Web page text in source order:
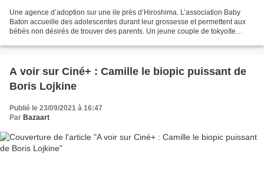
Une agence d’adoption sur une ile près d’Hiroshima. L’association Baby
Baton accueille des adolescentes durant leur grossesse et permettent aux
bébés non désirés de trouver des parents. Un jeune couple de tokyoïte
A voir sur Ciné+ : Camille le biopic puissant de
Boris Lojkine
Publié le 23/09/2021 à 16:47
Par Bazaart